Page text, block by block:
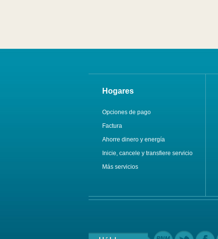
Hogares
Opciones de pago
Factura
Ahorre dinero y energía
Inicie, cancele y transfiere servicio
Más servicios